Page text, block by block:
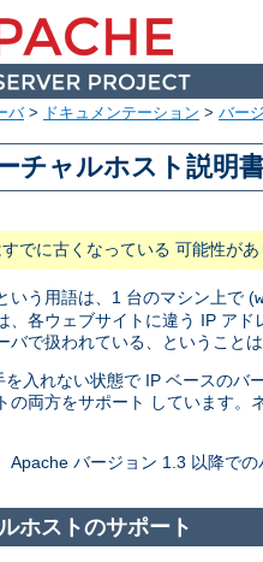
バ> ドキュメンテーション > バー
チャルホスト説明
でに古くなっている 可能性が
いう用語は、1 台のマシン上で (
、各ウェブサイトに違う IP アド
バで扱われている、ということ
入れない状態で IP ベースのバ
の両方をサポート しています。
Apache バージョン 1.3 以降で
ホストのサポート